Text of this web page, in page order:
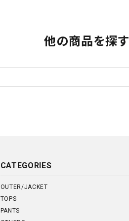
他の商品を探す
CATEGORIES
OUTER/JACKET
TOPS
PANTS